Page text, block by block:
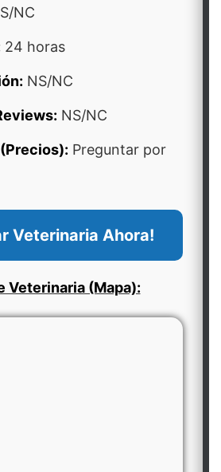
NC
24 horas
NS/NC
NS/NC
Preguntar por
Veterinaria Ahora!
Veterinaria (Mapa):